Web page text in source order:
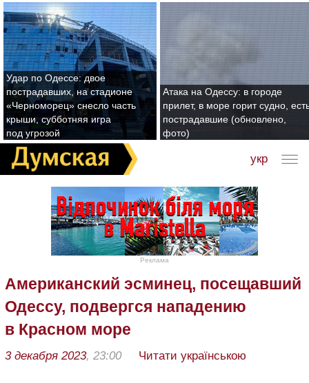
Удар по Одессе: двое
пострадавших, на стадионе
«Черноморец» снесло часть
крыши, субботняя игра
под угрозой
Атака на Одессу: в городе
прилет, в море горит судно,
пострадавшие (обновлено,
фото)
укр
Реклама
Американский эсминец, посещавший
Одессу, подвергся нападению
в Красном море
3 декабря 2023, 23:00 Читати українською